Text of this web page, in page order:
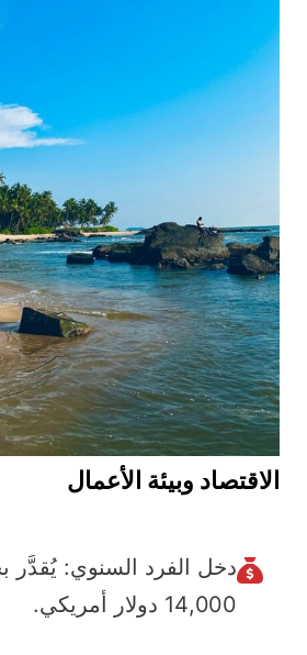
الاقتصاد وبيئة الأعمال
14,000 دولار أمريكي.